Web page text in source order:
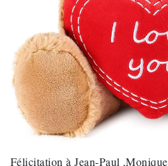
Félicitation à Jean-Paul